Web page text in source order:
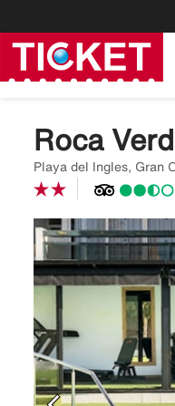
Roca
Playa del Ingles, Gran
Image
description
is
missing